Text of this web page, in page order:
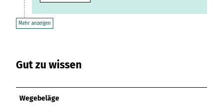
Mehr anzeigen
Gut zu wissen
Wegebeläge